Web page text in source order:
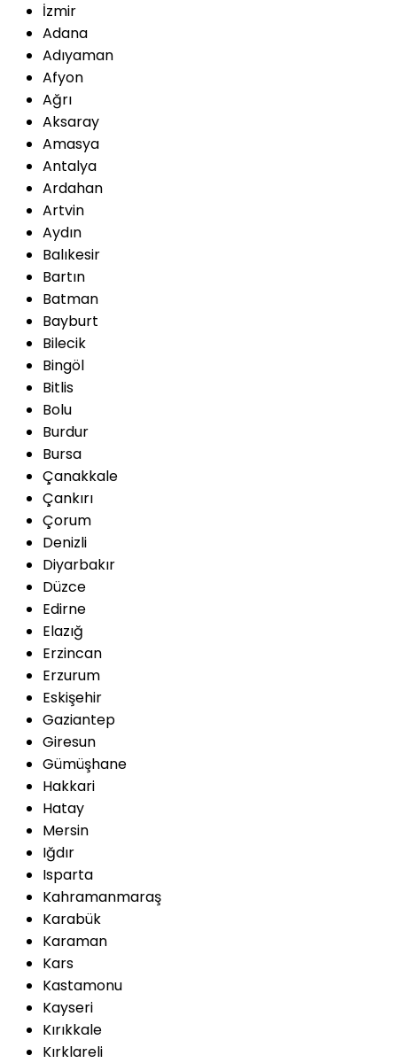
İzmir
Adana
Adıyaman
Afyon
Ağrı
Aksaray
Amasya
Antalya
Ardahan
Artvin
Aydın
Balıkesir
Bartın
Batman
Bayburt
Bilecik
Bingöl
Bitlis
Bolu
Burdur
Bursa
Çanakkale
Çankırı
Çorum
Denizli
Diyarbakır
Düzce
Edirne
Elazığ
Erzincan
Erzurum
Eskişehir
Gaziantep
Giresun
Gümüşhane
Hakkari
Hatay
Mersin
Iğdır
Isparta
Kahramanmaraş
Karabük
Karaman
Kars
Kastamonu
Kayseri
Kırıkkale
Kırklareli